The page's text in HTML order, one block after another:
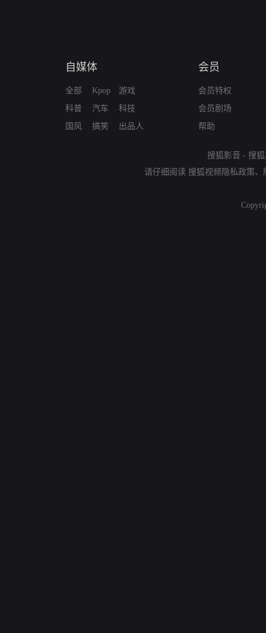
自媒体
全部
科普
国风
Kpop
汽车
搞笑
游戏
科技
出品人
会员
会员特权
会员剧场
帮助
搜狐影音 - 搜
请仔细阅读 搜狐视频隐私政策、